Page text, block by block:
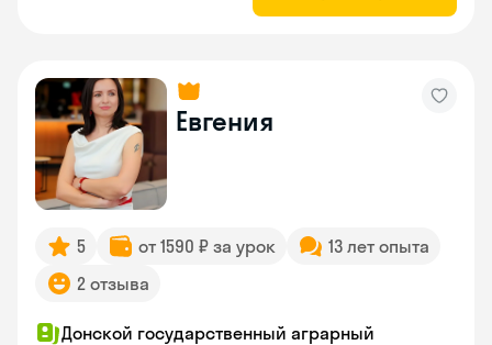
Евгения
5 от 1590 ₽ за урок
13 лет опыта
2 отзыва
Донской государственный аграрный